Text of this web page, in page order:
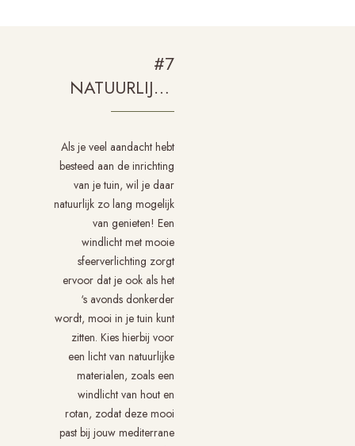
#7
NATUURLIJKE
WINDLICHTEN
Als je veel aandacht hebt
besteed aan de inrichting
van je tuin, wil je daar
natuurlijk zo lang mogelijk
van genieten! Een
windlicht met mooie
sfeerverlichting zorgt
ervoor dat je ook als het
‘s avonds donkerder
wordt, mooi in je tuin kunt
zitten. Kies hierbij voor
een licht van natuurlijke
materialen, zoals een
windlicht van hout en
rotan, zodat deze mooi
past bij jouw mediterrane